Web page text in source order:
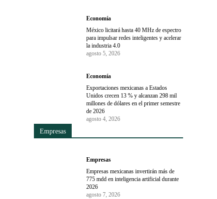
Economía
México licitará hasta 40 MHz de espectro
para impulsar redes inteligentes y acelerar
la industria 4.0
agosto 5, 2026
Economía
Exportaciones mexicanas a Estados
Unidos crecen 13 % y alcanzan 298 mil
millones de dólares en el primer semestre
de 2026
agosto 4, 2026
Empresas
Empresas
Empresas mexicanas invertirán más de
775 mdd en inteligencia artificial durante
2026
agosto 7, 2026